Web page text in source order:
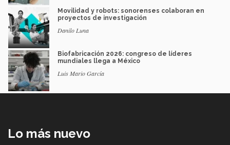
Movilidad y robots: sonorenses colaboran en
proyectos de investigación
Danilo Luna
Biofabricación 2026: congreso de líderes
mundiales llega a México
Luis Mario García
Lo más nuevo